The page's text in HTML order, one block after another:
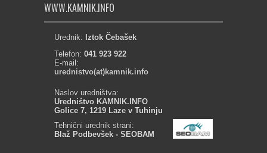
WWW.KAMNIK.INFO
Urednik: Iztok Čebašek
Telefon: 041 923 922
E-mail:
urednistvo(at)kamnik.info
Naslov uredništva:
Uredništvo KAMNIK.INFO
Golice 7, 1219 Laze v Tuhinju
Tehnični urednik strani:
Blaž Podbevšek - SEOBAM